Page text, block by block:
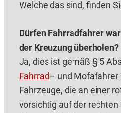
Welche das sind, finden
Dürfen Fahrradfahrer
der Kreuzung überholen?
Ja, dies ist gemäß § 5
Fahrrad– und Mofafahrer
Fahrzeuge, die an einer
vorsichtig auf der rechten